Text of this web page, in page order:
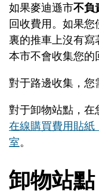
如果麥迪遜市不負
回收費用。如果
裏的推車上沒有寫
本市不會收集您的
對于路邊收集，您
對于卸物站點，
在線購買費用貼紙
室。
卸物站點